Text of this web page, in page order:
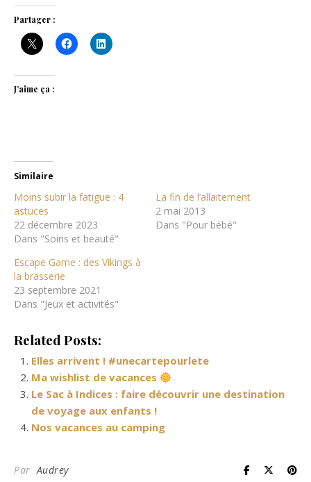
Partager :
J’aime ça :
Similaire
Moins subir la fatigue : 4
astuces
22 décembre 2023
Dans "Soins et beauté"
La fin de l’allaitement
2 mai 2013
Dans "Pour bébé"
Escape Game : des Vikings à
la brasserie
23 septembre 2021
Dans "Jeux et activités"
Related Posts:
Elles arrivent ! #unecartepourlete
Ma wishlist de vacances
Le Sac à Indices : faire découvrir une destination
de voyage aux enfants !
Nos vacances au camping
ParAudrey